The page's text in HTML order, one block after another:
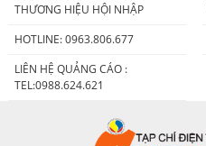
THƯƠNG HIỆU HỘI NHẬP
HOTLINE: 0963.806.677
LIÊN HỆ QUẢNG CÁO :
TEL:0988.624.621